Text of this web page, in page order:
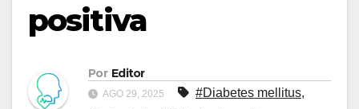
positiva
Por Editor
AGO 29, 2025 #Diabetes mellitus,